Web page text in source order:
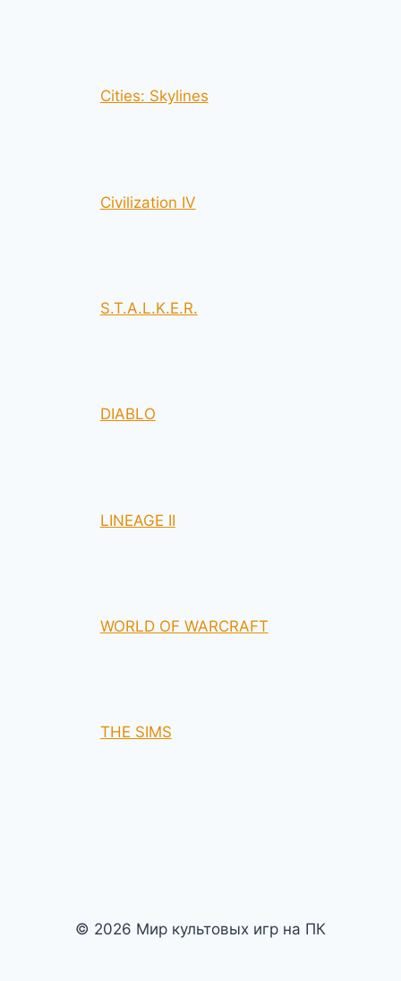
Cities: Skylines
Civilization IV
S.T.A.L.K.E.R.
DIABLO
LINEAGE II
WORLD OF WARCRAFT
THE SIMS
© 2026 Мир культовых игр на ПК